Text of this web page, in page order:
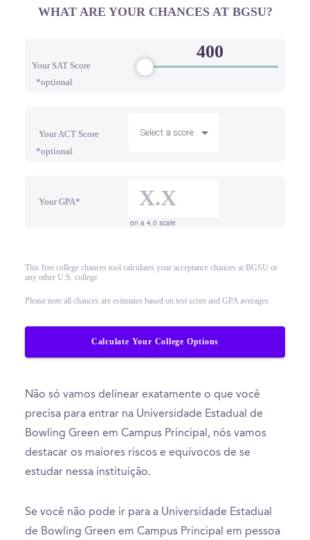
WHAT ARE YOUR CHANCES AT BGSU?
Your SAT Score
*optional
Your ACT Score
*optional
Select a score
Your GPA*
on a 4.0 scale
This free college chances tool calculates your acceptance chances at BGSU or
any other U.S. college
Please note all chances are estimates based on test score and GPA averages.
Calculate Your College Options
Não só vamos delinear exatamente o que você
precisa para entrar na Universidade Estadual de
Bowling Green em Campus Principal, nós vamos
destacar os maiores riscos e equívocos de se
estudar nessa instituição.
Se você não pode ir para a Universidade Estadual
de Bowling Green em Campus Principal em pessoa